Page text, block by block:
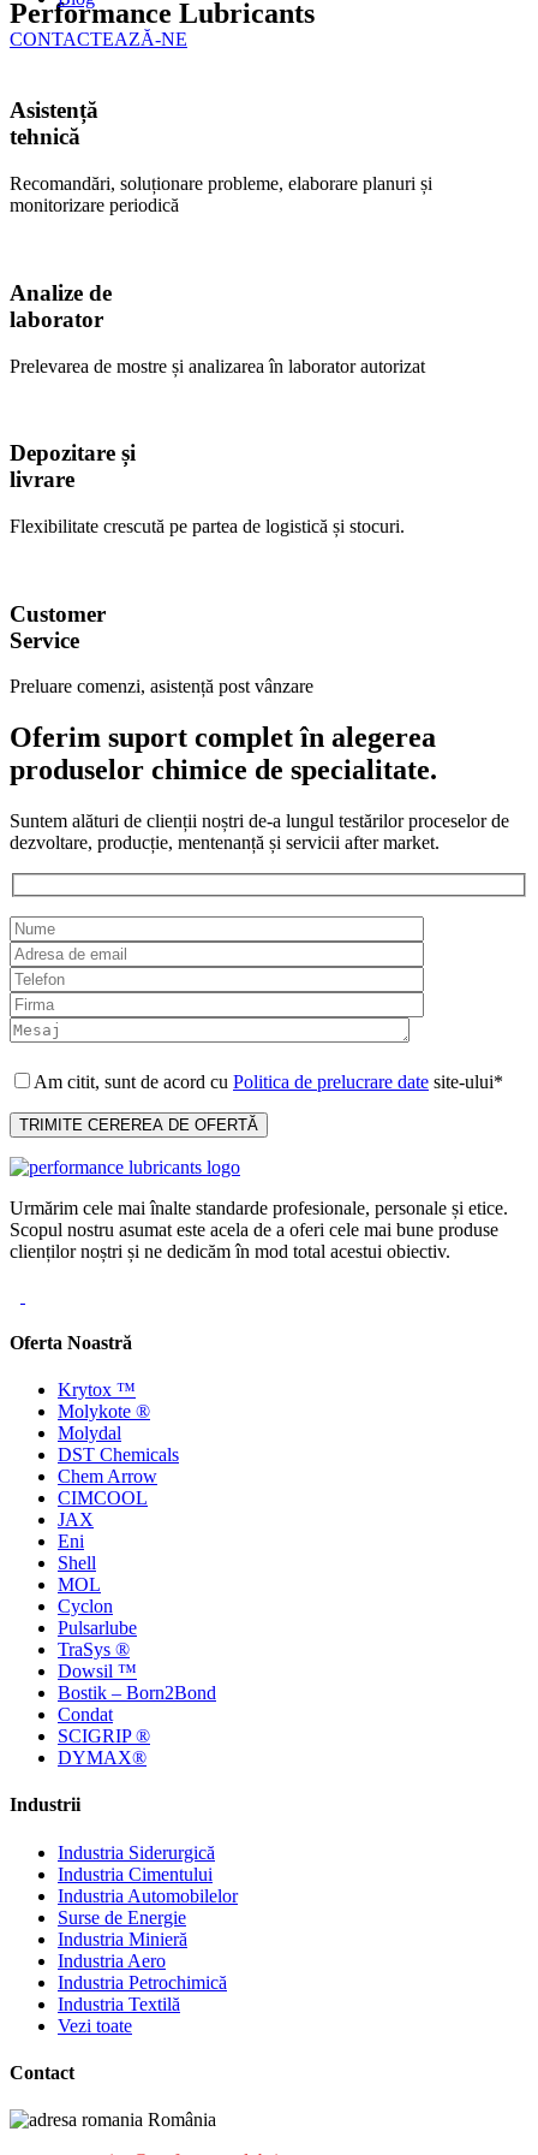
CONTACTEAZĂ-NE
Performance Lubricants
Asistență
tehnică
Recomandări, soluționare probleme, elaborare planuri și
monitorizare periodică
Analize de
laborator
Prelevarea de mostre și analizarea în laborator autorizat
Depozitare și
livrare
Flexibilitate crescută pe partea de logistică și stocuri.
Customer
Service
Preluare comenzi, asistență post vânzare
Oferim suport complet în alegerea
produselor chimice de specialitate.
Suntem alături de clienții noștri de-a lungul testărilor proceselor de
dezvoltare, producție, mentenanță și servicii after market.
Am citit, sunt de acord cu Politica de prelucrare date site-ului*
Urmărim cele mai înalte standarde profesionale, personale și etice.
Scopul nostru asumat este acela de a oferi cele mai bune produse
clienților noștri și ne dedicăm în mod total acestui obiectiv.
Oferta Noastră
Krytox ™
Molykote ®
Molydal
DST Chemicals
Chem Arrow
CIMCOOL
JAX
Eni
Shell
MOL
Cyclon
Pulsarlube
TraSys ®
Dowsil ™
Bostik – Born2Bond
Condat
SCIGRIP ®
DYMAX®
Industrii
Industria Siderurgică
Industria Cimentului
Industria Automobilelor
Surse de Energie
Industria Minieră
Industria Aero
Industria Petrochimică
Industria Textilă
Vezi toate
Contact
România